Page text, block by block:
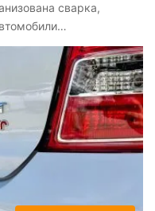
сварка,